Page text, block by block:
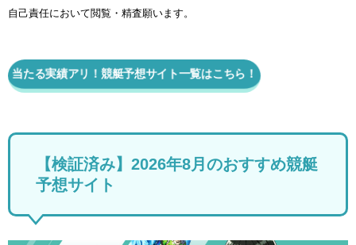
自己責任において閲覧・精査願います。
当たる実績アリ！競艇予想サイト一覧はこちら！
【検証済み】2026年8月のおすすめ競艇
予想サイト